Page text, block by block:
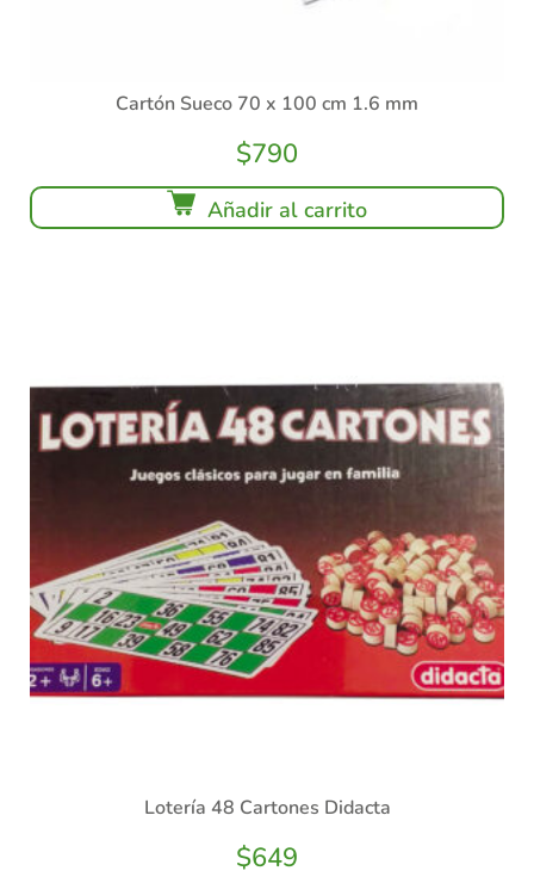
Cartón Sueco 70 x 100 cm 1.6 mm
$790
Añadir al carrito
Lotería 48 Cartones Didacta
$649